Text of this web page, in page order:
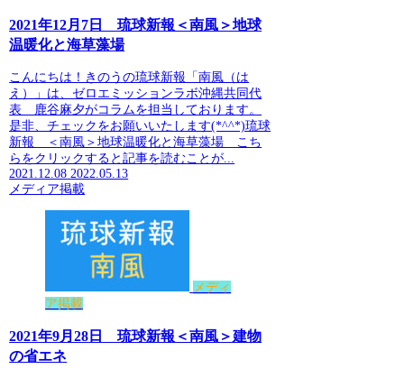
2021年12月7日 琉球新報＜南風＞地球
温暖化と海草藻場
こんにちは！きのうの琉球新報「南風（は
え）」は、ゼロエミッションラボ沖縄共同代
表 鹿谷麻夕がコラムを担当しております。
是非、チェックをお願いいたします(*^^*)琉球
新報 ＜南風＞地球温暖化と海草藻場 こち
らをクリックすると記事を読むことが...
2021.12.08 2022.05.13
メディア掲載
メディ
ア掲載
2021年9月28日 琉球新報＜南風＞建物
の省エネ